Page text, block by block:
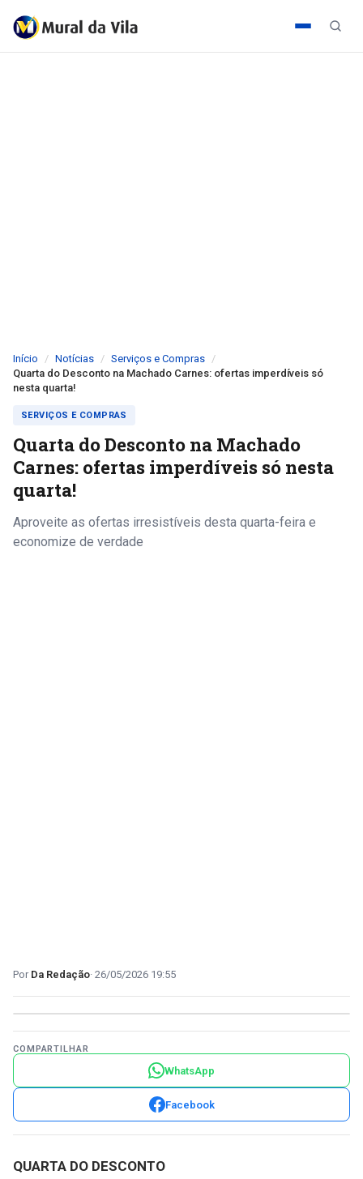
Início Notícias
Serviços e Compras
Quarta do Desconto na Machado Carnes: ofertas imperdíveis só
nesta quarta!
SERVIÇOS E COMPRAS
Quarta do Desconto na Machado
Carnes: ofertas imperdíveis só nesta
quarta!
Aproveite as ofertas irresistíveis desta quarta-feira e
economize de verdade
Da Redação 26/05/2026 19:55
COMPARTILHAR
WhatsApp
Facebook
QUARTA DO DESCONTO